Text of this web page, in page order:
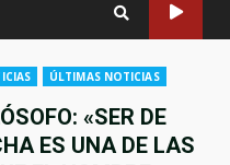
ÚLTIMAS NOTICIAS
«SER DE
ES UNA DE LAS